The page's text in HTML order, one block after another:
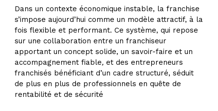
Dans un contexte économique instable, la franchise
s’impose aujourd’hui comme un modèle attractif, à la
fois flexible et performant. Ce système, qui repose
sur une collaboration entre un franchiseur
apportant un concept solide, un savoir-faire et un
accompagnement fiable, et des entrepreneurs
franchisés bénéficiant d’un cadre structuré, séduit
de plus en plus de professionnels en quête de
rentabilité et de sécurité